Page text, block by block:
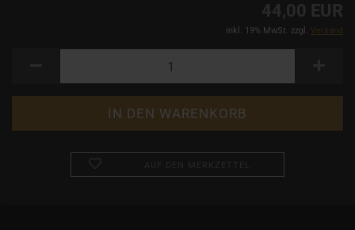
44,00 EUR
inkl. 19% MwSt. zzgl. Versand